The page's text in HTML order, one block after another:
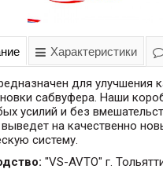
Характеристики
для улучшения
сабвуфера. Наши
усилий и без
на качественно
систему.
"VS-AVTO" г.